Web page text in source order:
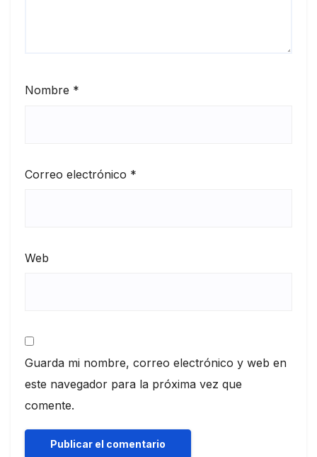
Nombre *
Correo electrónico *
Web
Guarda mi nombre, correo electrónico y web en
este navegador para la próxima vez que
comente.